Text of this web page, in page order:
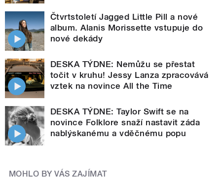
Čtvrtstoletí Jagged Little Pill a nové
album. Alanis Morissette vstupuje do
nové dekády
DESKA TÝDNE: Nemůžu se přestat
točit v kruhu! Jessy Lanza zpracovává
vztek na novince All the Time
DESKA TÝDNE: Taylor Swift se na
novince Folklore snaží nastavit záda
nablýskanému a vděčnému popu
MOHLO BY VÁS ZAJÍMAT